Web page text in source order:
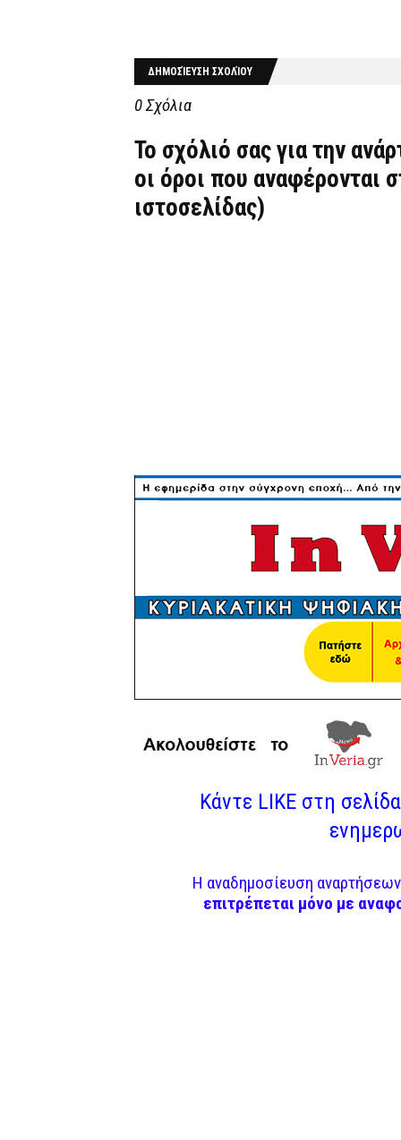
ΔΗΜΟΣΊΕΥΣΗ ΣΧΟΛΊΟΥ
0 Σχόλια
Το σχόλιό σας για την
οι όροι που αναφέρονται
ιστοσελίδας)
Κάντε LIKE στη
Η αναδημοσίευση
επιτρέπεται μόνο με